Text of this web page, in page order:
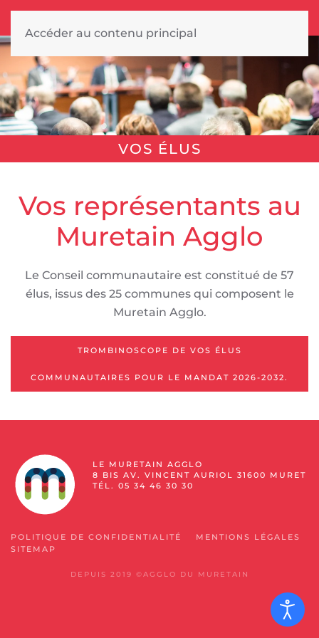
Accéder au contenu principal
VOS ÉLUS
Vos représentants au
Muretain Agglo
Le Conseil communautaire est constitué de 57
élus, issus des 25 communes qui composent le
Muretain Agglo.
TROMBINOSCOPE DE VOS ÉLUS
COMMUNAUTAIRES POUR LE MANDAT 2026-2032.
LE MURETAIN AGGLO
8 BIS AV. VINCENT AURIOL 31600 MURET
TÉL. 05 34 46 30 30
POLITIQUE DE CONFIDENTIALITÉ
MENTIONS LÉGALES
SITEMAP
DEPUIS 2019 ©AGGLO DU MURETAIN